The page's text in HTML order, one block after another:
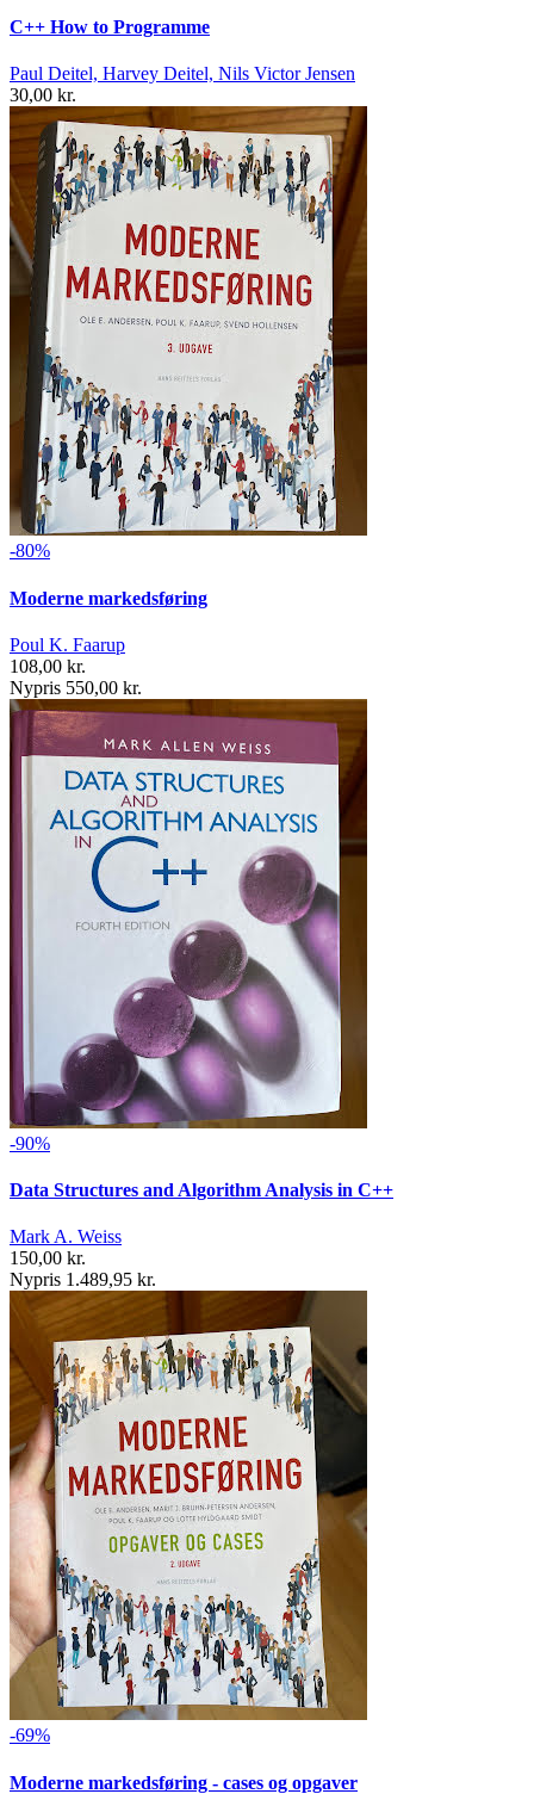
C++ How to Programme
Paul Deitel, Harvey Deitel, Nils Victor Jensen
30,00 kr.
-80%
Moderne markedsføring
Poul K. Faarup
108,00 kr.
Nypris 550,00 kr.
-90%
Data Structures and Algorithm Analysis in C++
Mark A. Weiss
150,00 kr.
Nypris 1.489,95 kr.
-69%
Moderne markedsføring - cases og opgaver